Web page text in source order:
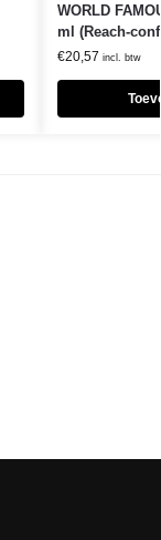
WORLD
ml (Reach-
€20,57 incl. btw